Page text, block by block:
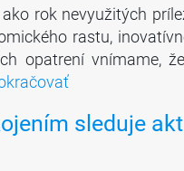
rok nevyužitých
rastu,
opatrení vnímame,
sleduje